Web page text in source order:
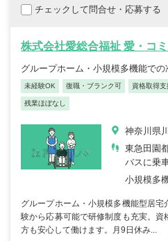
チェックして問合せ・応募する
株式会社愛総合福祉 愛・コ
グループホーム・小規模多機能で
未経験OK 復職・ブランク可 資格取得支
残業ほぼなし
神奈川県
東急田園
バスに乗
小規模多
グループホーム・小規模多機能型居
験から応募可能で研修制度も充実。資
方も安心して働けます。月9日休み...